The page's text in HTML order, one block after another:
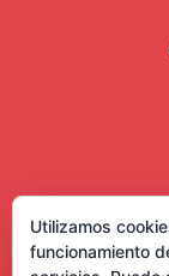
Utilizamos
funcionamiento